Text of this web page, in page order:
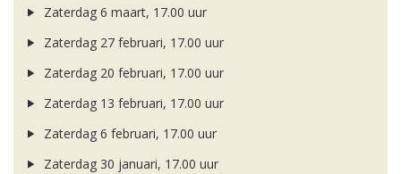
Zaterdag 6 maart, 17.00 uur
Zaterdag 27 februari, 17.00 uur
Zaterdag 20 februari, 17.00 uur
Zaterdag 13 februari, 17.00 uur
Zaterdag 6 februari, 17.00 uur
Zaterdag 30 januari, 17.00 uur